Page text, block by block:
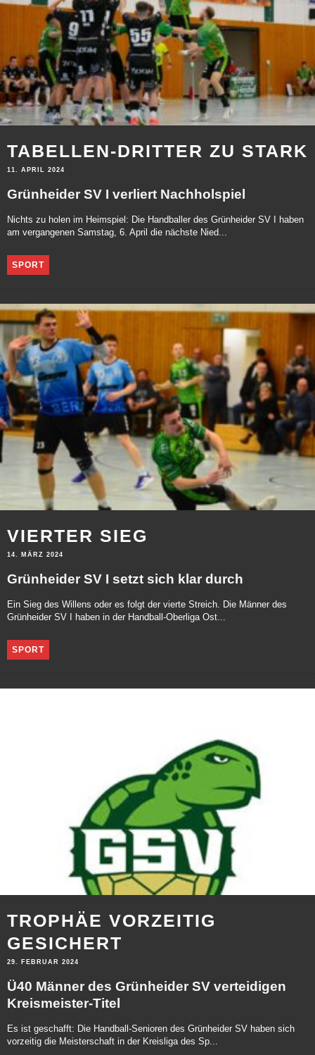
TABELLEN-DRITTER ZU STARK
11. APRIL 2024
Grünheider SV I verliert Nachholspiel
Nichts zu holen im Heimspiel: Die Handballer des Grünheider SV I haben
am vergangenen Samstag, 6. April die nächste Nied...
SPORT
VIERTER SIEG
14. MÄRZ 2024
Grünheider SV I setzt sich klar durch
Ein Sieg des Willens oder es folgt der vierte Streich. Die Männer des
Grünheider SV I haben in der Handball-Oberliga Ost...
SPORT
TROPHÄE VORZEITIG
GESICHERT
29. FEBRUAR 2024
Ü40 Männer des Grünheider SV verteidigen
Kreismeister-Titel
Es ist geschafft: Die Handball-Senioren des Grünheider SV haben sich
vorzeitig die Meisterschaft in der Kreisliga des Sp...